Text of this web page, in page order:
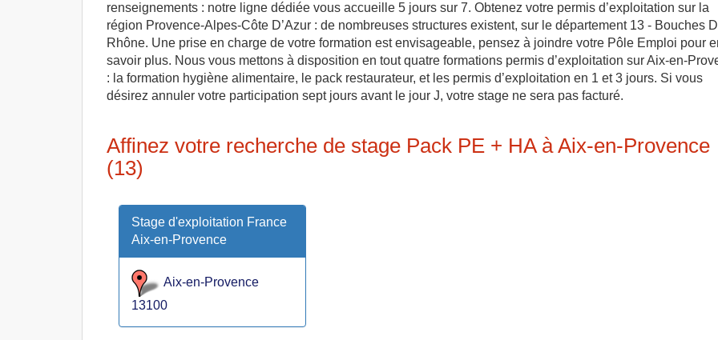
renseignements : notre ligne dédiée vous accueille 5 jours sur 7. Obtenez votre permis d’exploitation sur la
région Provence-Alpes-Côte D’Azur : de nombreuses structures existent, sur le département 13 - Bouches
Rhône. Une prise en charge de votre formation est envisageable, pensez à joindre votre Pôle Emploi pour
savoir plus. Nous vous mettons à disposition en tout quatre formations permis d’exploitation sur Aix-en-
: la formation hygiène alimentaire, le pack restaurateur, et les permis d’exploitation en 1 et 3 jours. Si vous
désirez annuler votre participation sept jours avant le jour J, votre stage ne sera pas facturé.
Affinez votre recherche de stage Pack PE + HA à Aix-en-Provence
(13)
Stage d'exploitation France
Aix-en-Provence
Aix-en-Provence
13100